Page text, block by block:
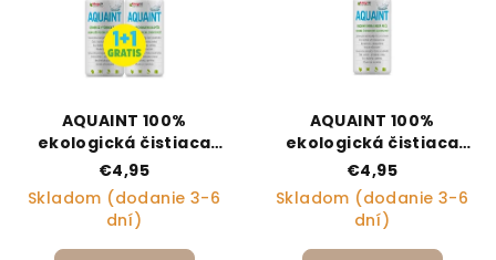
AQUAINT 100%
ekologická čistiaca
voda 50 ml + 50ml
gratis
€4,95
Skladom (dodanie 3-6
dní)
AQUAINT 100%
ekologická čistiaca
voda 50 ml
€4,95
Skladom (dodanie 3-6
dní)